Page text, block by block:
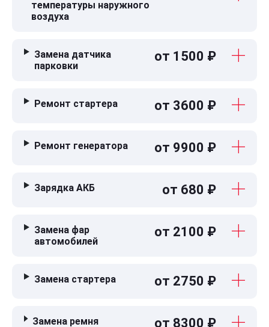
температуры наружного
воздуха
Замена датчика
парковки
от 1500 ₽
Ремонт стартера от 3600 ₽
Ремонт генератора от 9900 ₽
Зарядка АКБ от 680 ₽
Замена фар
автомобилей
от 2100 ₽
Замена стартера от 2750 ₽
Замена ремня
от 8300 ₽